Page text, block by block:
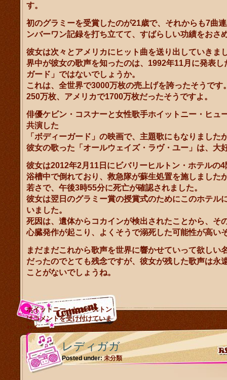
す。
初のグラミーを受賞したのが21歳で、それからも7曲
ンバーワン記録を打ち立てて、すばらしい功績をおさ
彼女は次々とアメリカにヒット曲を送り出していきま
界中が彼女の歌声を知ったのは、1992年11月に発表し
ガード」ではないでしょうか。
これは、全世界で3000万枚の売上げを誇ったそうです
250万枚、アメリカで1700万枚だったそうですよ。
俳優ケビン・コスナーと女性歌手ホイットニー・ヒュ
共演した
「ボディーガード」の映画で、主題歌にもなりました
彼女の歌った「オールウェイズ・ラヴ・ユー」は、大
彼女は2012年2月11日にビバリーヒルトン・ホテルの
浴槽中で倒れており、救急隊が蘇生処置を施しました
若さで、午後3時55分に死亡が確認されました。
彼女は翌日のグラミー賞の授賞式のためにこのホテル
いました。
死因は、遺体からコカインが検出されたことから、そ
心臓発作が起こり、よくそうで溺死した可能性が高い
まだまだこれから歌声を世界に響かせていって欲しい
だったのでとても残念ですが、彼女が残した歌声は永
ことがないでしょうね。
ホイットニー・ヒューストン
はコメントを受け付けていま
せん。
レディガガ
Posted under:未分類